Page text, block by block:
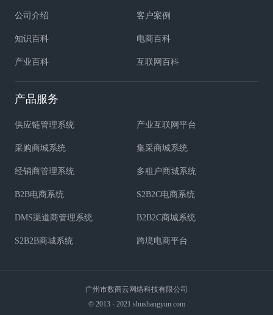
公司介绍 客户案例
知识百科 电商百科
产业百科 互联网百科
产品服务
供应链管理系统 产业互联网平台
采购商城系统 集采商城系统
经销商管理系统 多租户商城系统
B2B电商系统 S2B2C电商系统
DMS渠道商管理系统 B2B2C商城系统
S2B2B商城系统 跨境电商平台
广州市数商云网络科技有限公司
© 2013 - 2021 shushangyun.com